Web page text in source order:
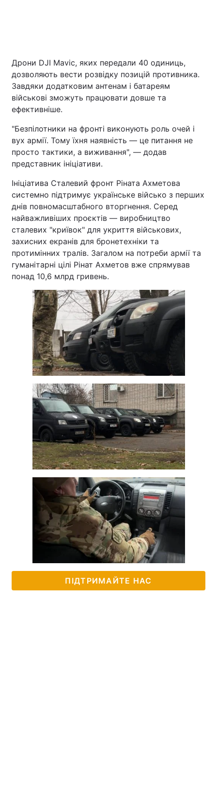
Дрони DJI Mavic, яких передали 40 одиниць,
дозволяють вести розвідку позицій противника.
Завдяки додатковим антенам і батареям
військові зможуть працювати довше та
ефективніше.
"Безпілотники на фронті виконують роль очей і
вух армії. Тому їхня наявність — це питання не
просто тактики, а виживання", — додав
представник ініціативи.
Ініціатива Сталевий фронт Ріната Ахметова
системно підтримує українське військо з перших
днів повномасштабного вторгнення. Серед
найважливіших проєктів — виробництво
сталевих "криївок" для укриття військових,
захисних екранів для бронетехніки та
протимінних тралів. Загалом на потреби армії та
гуманітарні цілі Рінат Ахметов вже спрямував
понад 10,6 млрд гривень.
ПІДТРИМАЙТЕ НАС